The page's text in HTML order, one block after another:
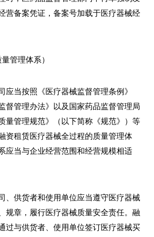
营备案凭证，备案号加载于医疗器械经
管理体系）
应当按照《医疗器械监督管理条例》
督管理办法》以及国家药品监督管理局
量管理规范》（以下简称《规范》）等
资租赁医疗器械全过程的质量管理体
应当与企业经营范围和经营规模相适
、供货者和使用单位应当遵守医疗器械
规章，履行医疗器械质量安全责任。融
过与供货者、使用单位签订医疗器械买